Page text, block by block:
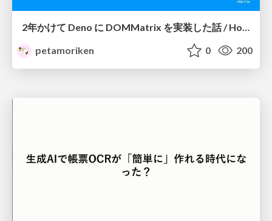
2年かけて Deno に DOMMatrix を実装した話 / How I implemented DOMMatrix in Deno over two years
petamoriken
0 200